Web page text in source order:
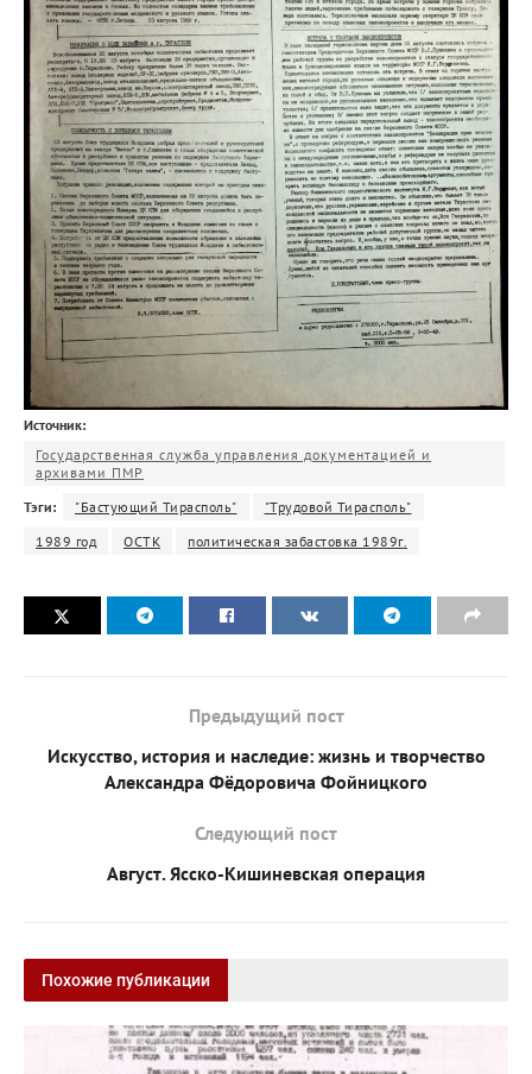
Источник:
Государственная служба управления документацией и
архивами ПМР
Тэги:
"Бастующий Тирасполь"
"Трудовой Тирасполь"
1989 год
ОСТК политическая забастовка 1989г.
Предыдущий пост
Искусство, история и наследие: жизнь и творчество
Александра Фёдоровича Фойницкого
Следующий пост
Август. Ясско-Кишиневская операция
Похожие публикации